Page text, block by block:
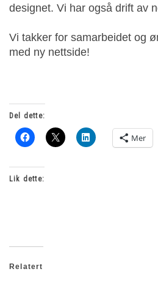
designet. Vi har også drift av
Vi takker for samarbeidet og
med ny nettside!
Del dette:
Mer
Lik dette:
Relatert